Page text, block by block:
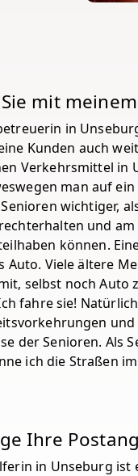
mit
in
Kunden auch
Verkehrsmittel in
man auf
wichtiger,
und am
können.
Auto. Viele ältere
selbst noch Auto
fahre sie!
der Senioren. Als
ich die Straßen
Ihre
in Unseburg